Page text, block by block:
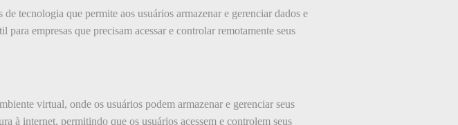
tecnologia que permite aos usuários armazenar e gerenciar dados e
empresas que precisam acessar e controlar remotamente seus
virtual, onde os usuários podem armazenar e gerenciar seus
à internet, permitindo que os usuários acessem e controlem seus